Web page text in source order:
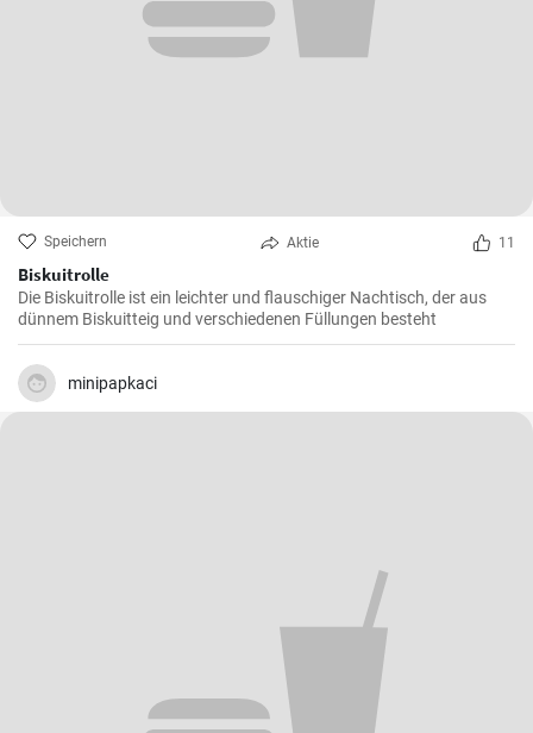
Speichern Aktie 11
Biskuitrolle
Die Biskuitrolle ist ein leichter und flauschiger Nachtisch, der aus
dünnem Biskuitteig und verschiedenen Füllungen besteht
minipapkaci